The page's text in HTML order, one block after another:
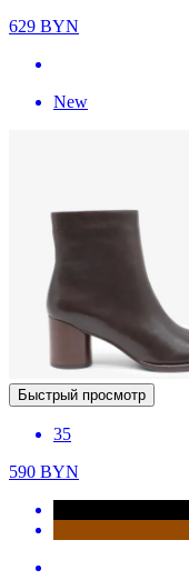
629 BYN
New
Быстрый просмотр
35
590 BYN